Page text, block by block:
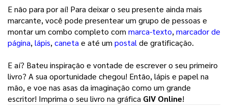
E não para por aí! Para deixar o seu presente ainda mais
marcante, você pode presentear um grupo de pessoas e
montar um combo completo com marca-texto, marcador de
página, lápis, caneta e até um postal de gratificação.
E aí? Bateu inspiração e vontade de escrever o seu primeiro
livro? A sua oportunidade chegou! Então, lápis e papel na
mão, e voe nas asas da imaginação como um grande
escritor! Imprima o seu livro na gráfica GIV Online!